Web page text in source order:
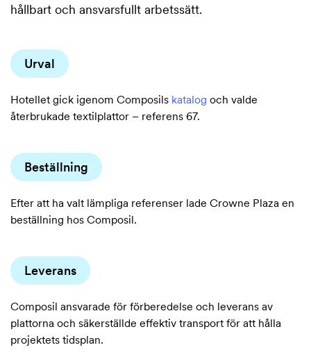
hållbart och ansvarsfullt arbetssätt.
Urval
Hotellet gick igenom Composils katalog och valde
återbrukade textilplattor – referens 67.
Beställning
Efter att ha valt lämpliga referenser lade Crowne Plaza en
beställning hos Composil.
Leverans
Composil ansvarade för förberedelse och leverans av
plattorna och säkerställde effektiv transport för att hålla
projektets tidsplan.